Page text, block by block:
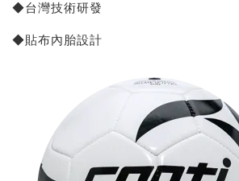
◆台灣技術研發
◆貼布內胎設計